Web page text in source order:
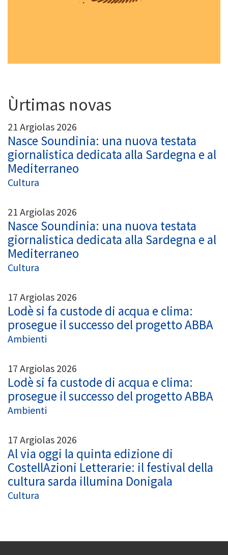
Ùrtimas novas
21 Argiolas 2026
Nasce Soundinia: una nuova testata
giornalistica dedicata alla Sardegna e al
Mediterraneo
Cultura
21 Argiolas 2026
Nasce Soundinia: una nuova testata
giornalistica dedicata alla Sardegna e al
Mediterraneo
Cultura
17 Argiolas 2026
Lodè si fa custode di acqua e clima:
prosegue il successo del progetto ABBA
Ambienti
17 Argiolas 2026
Lodè si fa custode di acqua e clima:
prosegue il successo del progetto ABBA
Ambienti
17 Argiolas 2026
Al via oggi la quinta edizione di
CostellAzioni Letterarie: il festival della
cultura sarda illumina Donigala
Cultura